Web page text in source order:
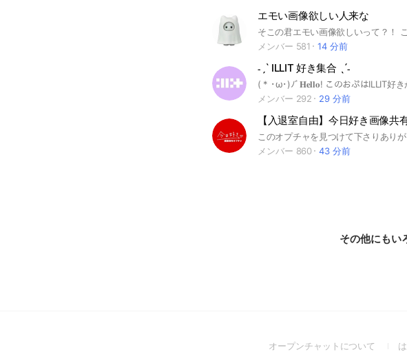
エモい画像欲しい人来な
メンバー 581
14 分前
˗ˏˋ ILLIT 好き集合 ˎˊ˗
メンバー 292
29 分前
メンバー 860
43 分前
その他にもい
オープンチャットについて
(Open